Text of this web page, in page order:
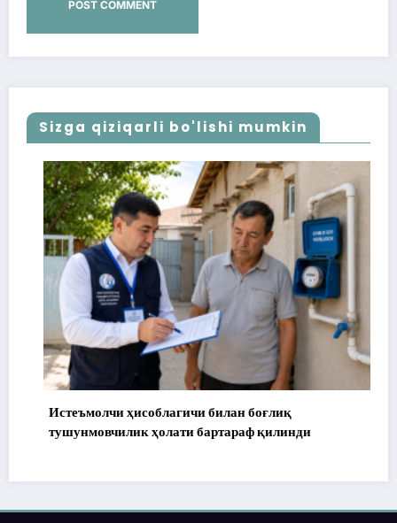
Sizga qiziqarli bo'lishi mumkin
Истеъмолчи ҳисоблагичи билан боғлиқ
тушунмовчилик ҳолати бартараф қилинди